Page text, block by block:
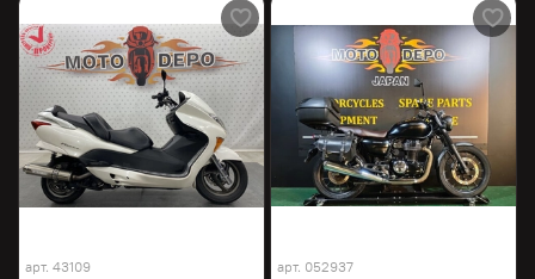
арт. 43109 арт. 052937